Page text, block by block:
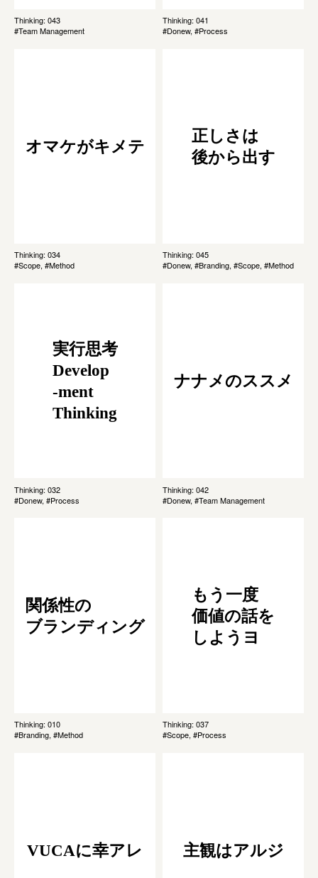
Thinking: 043
#Team Management
Thinking: 041
#Donew, #Process
オマケがキメテ
Thinking: 034
#Scope, #Method
正しさは
後から出す
Thinking: 045
#Donew, #Branding, #Scope, #Method
実行思考
Develop
-ment
Thinking
Thinking: 032
#Donew, #Process
ナナメのススメ
Thinking: 042
#Donew, #Team Management
関係性の
ブランディング
Thinking: 010
#Branding, #Method
もう一度
価値の話を
しようヨ
Thinking: 037
#Scope, #Process
VUCAに幸アレ 主観はアルジ